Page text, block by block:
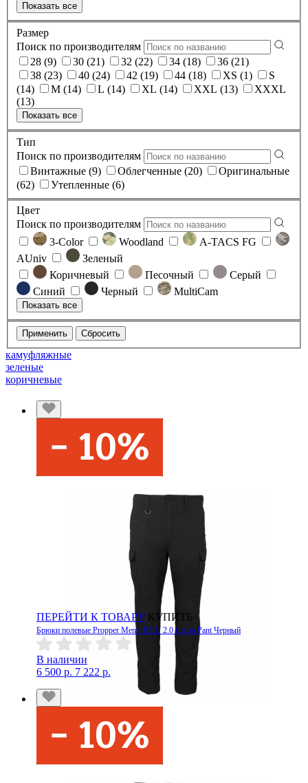
Показать все
Размер
Поиск по производителям
28 (9)
30 (21) 32 (22) 34 (18)
36 (21)
38 (23)
40 (24) 42 (19) 44 (18) XS (1)
S
(14)
M (14) L (14) XL (14) XXL (13)
XXXL
(13)
Показать все
Тип
Поиск по производителям
Винтажные (9)
Облегченные (20)
Оригинальные
(62)
Утепленные (6)
Цвет
Поиск по производителям
3-Color
Woodland
A-TACS FG
AUniv
Зеленый
Коричневый
Песочный
Серый
Синий
Черный MultiCam
Показать все
Применить Сбросить
камуфляжные
зеленые
коричневые
ПЕРЕЙТИ К ТОВАРУ КУПИТЬ
Брюки полевые Propper Men's BDU 2.0 Cargo Pant Черный
В наличии
6 500 р. 7 222 р.